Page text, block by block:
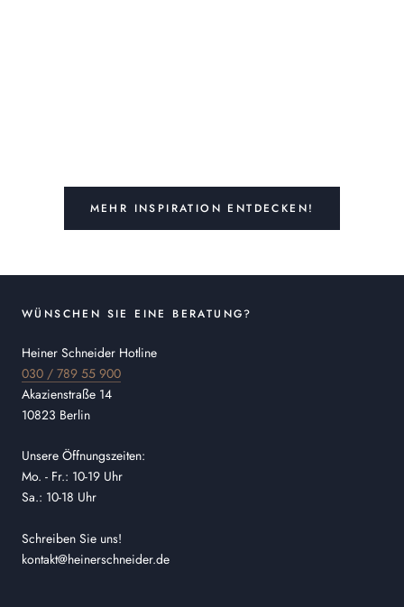
MEHR INSPIRATION ENTDECKEN!
WÜNSCHEN SIE EINE BERATUNG?
Heiner Schneider Hotline
030 / 789 55 900
Akazienstraße 14
10823 Berlin
Unsere Öffnungszeiten:
Mo. - Fr.: 10-19 Uhr
Sa.: 10-18 Uhr
Schreiben Sie uns!
kontakt@heinerschneider.de